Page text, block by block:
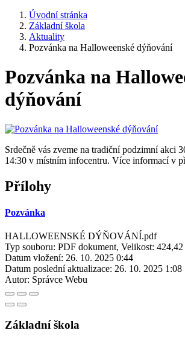
Úvodní stránka
Základní škola
Aktuality
Pozvánka na Halloweenské dýňování
Pozvánka na
dýňování
Srdečně vás zveme na tradiční podzimní akci
14:30 v místním infocentru. Více informací v
Přílohy
Pozvánka
HALLOWEENSKÉ DÝŇOVÁNÍ.pdf
Typ souboru: PDF dokument, Velikost:
Datum vložení: 26. 10. 2025 0:44
Datum poslední aktualizace: 26. 10. 2025 1:08
Autor: Správce Webu
Základní škola